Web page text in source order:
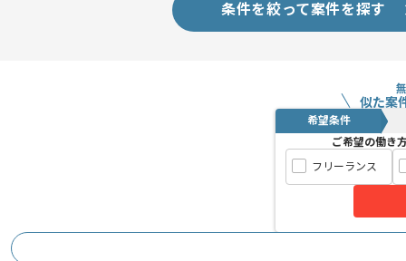
条件を絞って案件を探す
似た案
希望条件
ご希望の働き
フリーランス